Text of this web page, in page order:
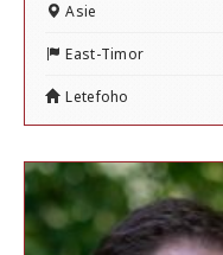
Asie
East-Timor
Letefoho